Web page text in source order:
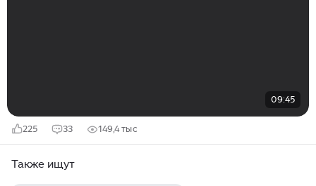
09:45
225 33 149,4 тыс
Также ищут